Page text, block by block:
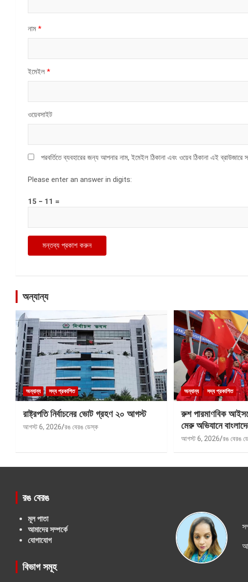
নাম *
ইমেইল *
ওয়েবসাইট
পরবর্তিতে ব্যবহারের জন্য আপনার নাম, ইমেইল ঠিকানা এবং ওয়েব ঠিকানা এই
Please enter an answer in digits:
15 − 11 =
অন্যান্য
অন্যান্য সদ্য প্রকাশিত
রাষ্ট্রপতি নির্বাচনের ভোট গ্রহণ ২০ আগস্ট
আগস্ট 6, 2026 রঙ বেরঙ ডেস্ক
অন্যান্য সদ্য প্রকাশিত
রুশ পারমাণবিক
মেরু অভিযানে
আগস্ট 6, 2026 রঙ বেরঙ
রঙ বেরঙ
মূল পাতা
আমাদের সম্পর্কে
যোগাযোগ
বিভাগ সমূহ